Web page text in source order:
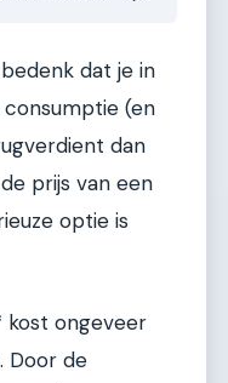
dat je in
(en
dan
prijs van een
optie is
kost ongeveer
Door de